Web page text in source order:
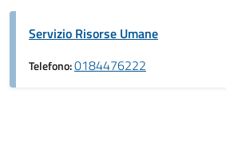
Servizio Risorse Umane
Telefono:0184476222